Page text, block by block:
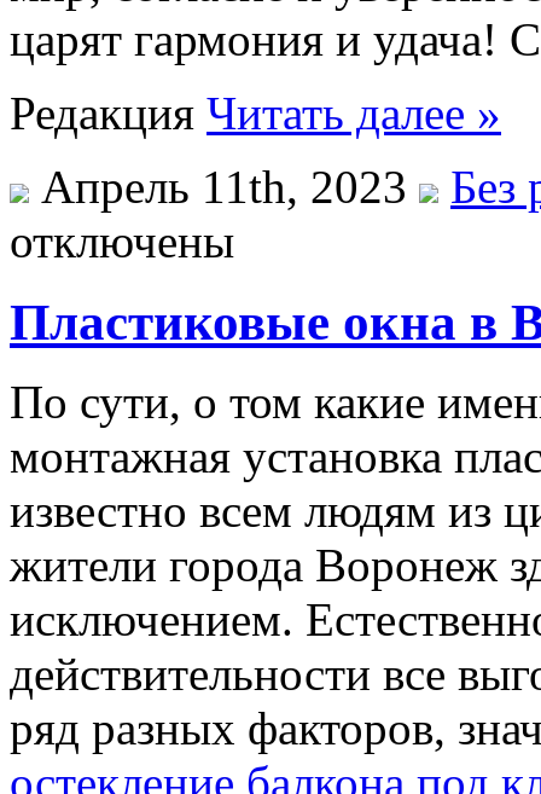
царят гармония и удача!
Редакция Читать далее »
Апрель 11th, 2023
Без
отключены
Пластиковые окна в
По сути, о том какие
монтажная установка
известно всем людям из
жители города Воронеж
исключением.
действительности все
ряд разных факторов,
остекление балкона под